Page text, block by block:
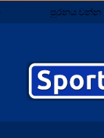
පුරනය වන්න